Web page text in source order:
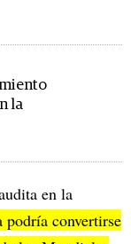
la
en la
podría convertirse